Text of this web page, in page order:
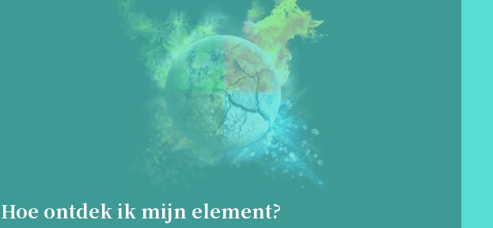
Hoe ontdek ik mijn element?